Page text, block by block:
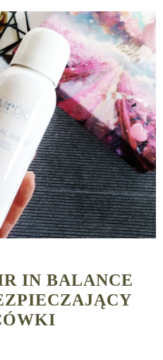
IN BALANCE